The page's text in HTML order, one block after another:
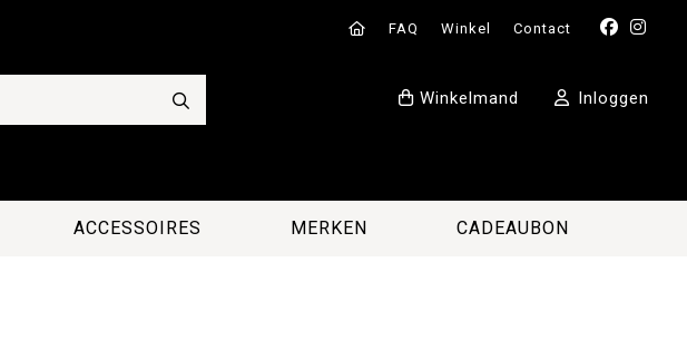
FAQ Winkel Contact
Inloggen
Winkelmand
ACCESSOIRES MERKEN CADEAUBON